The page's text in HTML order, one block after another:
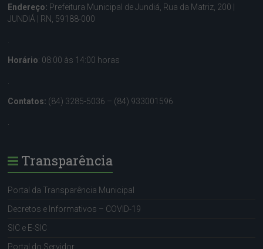
Endereço: Prefeitura Municipal de Jundiá, Rua da Matriz, 200 |
JUNDIÁ | RN, 59188-000
Horário: 08:00 às 14:00 horas
Contatos: (84) 3285-5036 – (84) 933001596
Transparência
Portal da Transparência Municipal
Decretos e Informativos – COVID-19
SIC e E-SIC
Portal do Servidor